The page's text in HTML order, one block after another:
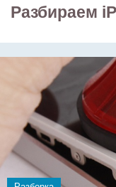
Разбираем